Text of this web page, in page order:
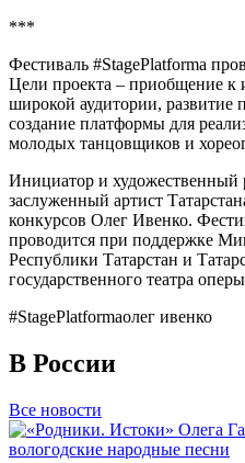
***
Фестиваль #StagePlatforma
Цели проекта – приобщение к
широкой аудитории, развитие
создание платформы для
молодых танцовщиков и
Инициатор и художественный
заслуженный артист
конкурсов Олег Ивенко.
проводится при поддержке
Республики Татарстан и
государственного театра
#StagePlatformaолег ивенко
В России
Все новости